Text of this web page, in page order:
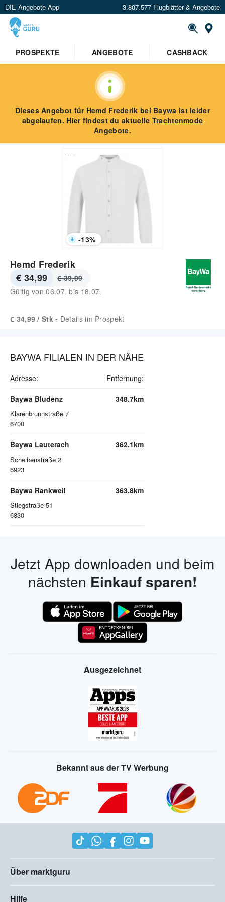
DIE Angebote App 3.807.577 Flugblätter & Angebote
PROSPEKTE
ANGEBOTE CASHBACK
Dieses Angebot für Hemd Frederik bei Baywa ist leider
abgelaufen. Hier findest du aktuelle Trachtenmode
Angebote.
-13%
Hemd Frederik
€ 34,99
€ 39,99
Gültig von06.07. bis 18.07.
€ 34,99 / Stk - Details im Prospekt
BAYWA FILIALEN IN DER NÄHE
Adresse: Entfernung:
Baywa Bludenz
Klarenbrunnstraße 7
6700
348.7km
Baywa Lauterach
Scheibenstraße 2
6923
362.1km
Baywa Rankweil
Stiegstraße 51
6830
363.8km
Jetzt App downloaden und beim
nächsten Einkauf sparen!
Ausgezeichnet
Bekannt aus der TV Werbung
Über marktguru
Hilfe